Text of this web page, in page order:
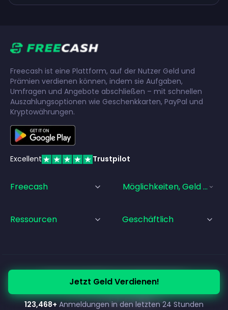
Jetzt Geld Verdienen!
123,468+ Anmeldungen in den letzten 24 Stunden
Freecash ist eine Plattform, auf der Nutzer Geld und
Prämien verdienen können, indem sie Aufgaben,
Umfragen und Angebote abschließen – mit schnellen
Auszahlungsoptionen wie Geschenkkarten, PayPal und
Kryptowährungen.
Excellent Trustpilot
Freecash Möglichkeiten, Geld Zu
Ressourcen Geschäftlich
© Freecash 2026
Nutzungsbedingungen
Datenschutzerklärung•Cookie-Richtlinie